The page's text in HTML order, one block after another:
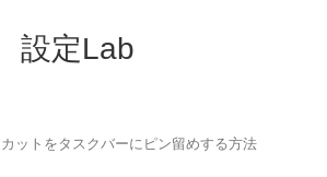
設定Lab
ットをタスクバーにピン留めする方法